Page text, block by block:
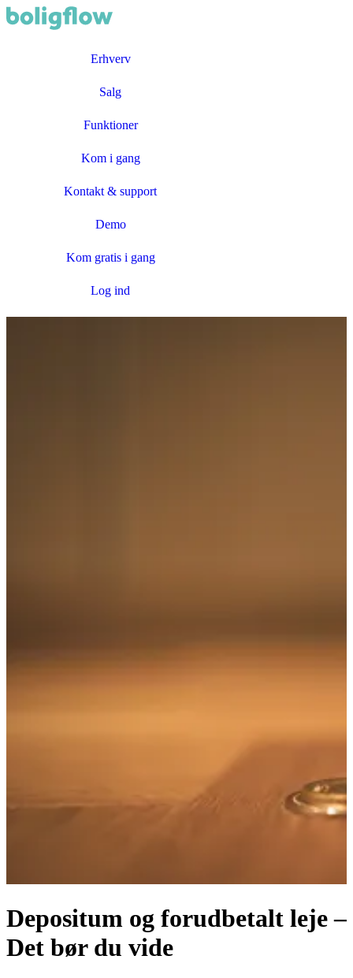
Erhverv
Salg
Funktioner
Kom i gang
Kontakt & support
Demo
Kom gratis i gang
Log ind
Depositum og forudbetalt leje –
Det bør du vide